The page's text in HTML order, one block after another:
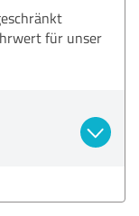
für unser